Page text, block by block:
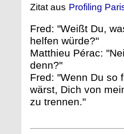
Zitat aus Profiling
Fred: "Weißt Du,
helfen würde?"
Matthieu Pérac:
denn?"
Fred: "Wenn Du so
wärst, Dich von
zu trennen."